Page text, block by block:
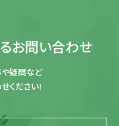
お問い合わせ
疑問など
ください！